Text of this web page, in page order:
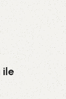
ile